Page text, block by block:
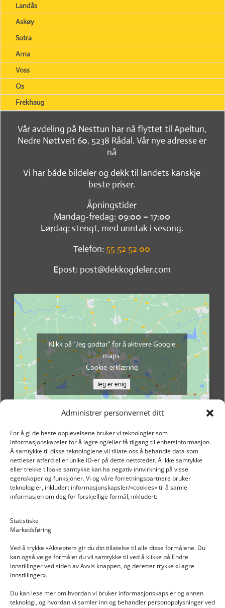
Administrer personvernet ditt
For å gi de beste opplevelsene bruker vi teknologier som
informasjonskapsler for å lagre og/eller få tilgang til enhetsinformasjon.
Å samtykke til disse teknologiene vil tillate oss å behandle data som
nettleser atferd eller unike ID-er på dette nettstedet. Å ikke samtykke
eller trekke tilbake samtykke kan ha negativ innvirkning på visse
egenskaper og funksjoner. Vi og våre forretningspartnere bruker
teknologier, inkludert informasjonskapsler/«cookies» til å samle
informasjon om deg for forskjellige formål, inkludert:
Statistiske
Markedsføring
Ved å trykke «Aksepter» gir du din tillatelse til alle disse formålene. Du
kan også velge formålet du vil samtykke til ved å klikke på Endre
innstillinger ved siden av Avvis knappen, og deretter trykke «Lagre
innstillinger».
Du kan lese mer om hvordan vi bruker informasjonskapsler og annen
teknologi, og hvordan vi samler inn og behandler personopplysninger ved
Landås
Askøy
Sotra
Arna
Voss
Os
Frekhaug
Vår avdeling på Nesttun har nå flyttet til Apeltun,
Nedre Nøttveit 60, 5238 Rådal. Vår nye adresse er
nå
Vi har både bildeler og dekk til landets kanskje
beste priser.
Åpningstider
Mandag-fredag: 09:00 – 17:00
Lørdag: stengt, med unntak i sesong.
Telefon: 55 52 52 00
Epost: post@dekkogdeler.com
Klikk på "Jeg godtar" for å aktivere Google
maps
Cookie-erklæring
Jeg er enig
INFORMASJON